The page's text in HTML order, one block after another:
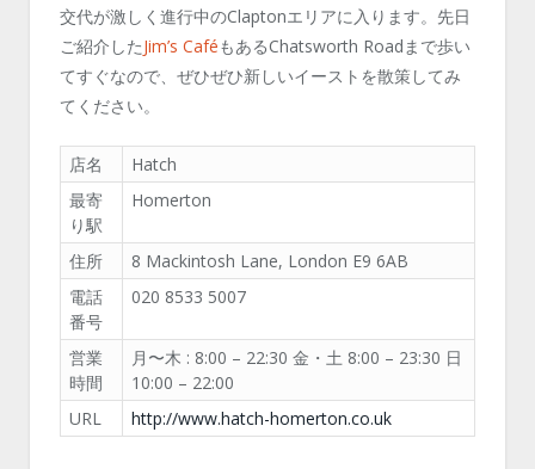
交代が激しく進行中のClaptonエリアに入ります。先日
ご紹介したJim’s CaféもあるChatsworth Roadまで歩い
てすぐなので、ぜひぜひ新しいイーストを散策してみ
てください。
店名
Hatch
最寄
り駅
Homerton
住所
8 Mackintosh Lane, London E9 6AB
電話
番号
020 8533 5007
営業
時間
月〜木 : 8:00 – 22:30 金・土 8:00 – 23:30 日
10:00 – 22:00
URL
http://www.hatch-homerton.co.uk